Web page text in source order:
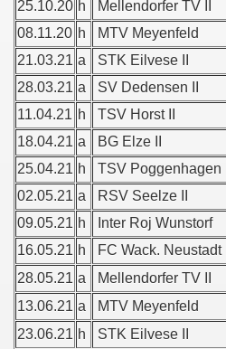
25.10.20 h
Mellendorfer TV II
08.11.20 h
MTV Meyenfeld
21.03.21 a
STK Eilvese II
28.03.21 a SV Dedensen II
11.04.21 h TSV Horst II
18.04.21 a
BG Elze II
25.04.21 h
TSV Poggenhagen II
02.05.21 a
RSV Seelze II
09.05.21 h
Inter Roj Wunstorf
16.05.21 h
FC Wack. Neustadt II
28.05.21 a
Mellendorfer TV II
13.06.21 a
MTV Meyenfeld
23.06.21 h STK Eilvese II